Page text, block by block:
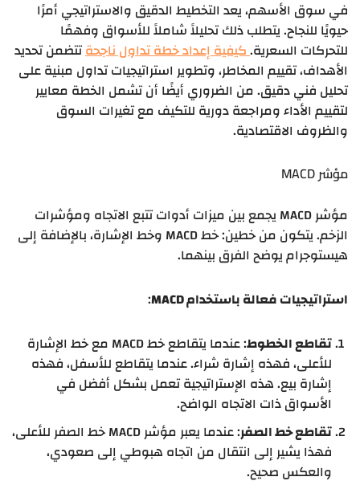
في سوق الأسهم، يعد التخطيط الدقيق والاستراتيجي أمرًا
حيويًا للنجاح. يتطلب ذلك تحليلاً شاملاً للأسواق وفهمًا
للتحركات السعرية.كيفية إعداد خطة تداول ناجحةتتضمن تحديد
الأهداف، تقييم المخاطر، وتطوير استراتيجيات تداول مبنية على
تحليل فني دقيق. من الضروري أيضًا أن تشمل الخطة معايير
لتقييم الأداء ومراجعة دورية للتكيف مع تغيرات السوق
والظروف الاقتصادية.
مؤشر MACD
مؤشر MACD يجمع بين ميزات أدوات تتبع الاتجاه ومؤشرات
الزخم. يتكون من خطين: خط MACD وخط الإشارة، بالإضافة إلى
هيستوجرام يوضح الفرق بينهما.
استراتيجيات فعالة باستخدام MACD
:
تقاطع الخطوط
: عندما يتقاطع خط MACD مع خط الإشارة
للأعلى، فهذه إشارة شراء. عندما يتقاطع للأسفل، فهذه
إشارة بيع. هذه الإستراتيجية تعمل بشكل أفضل في
الأسواق ذات الاتجاه الواضح.
تقاطع خط الصفر
: عندما يعبر مؤشر MACD خط الصفر للأعلى،
فهذا يشير إلى انتقال من اتجاه هبوطي إلى صعودي،
والعكس صحيح.